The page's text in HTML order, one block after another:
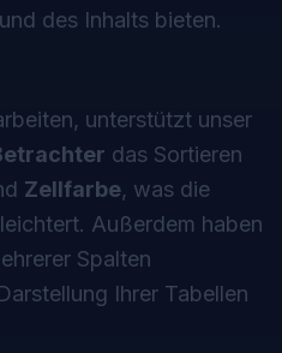
des Inhalts bieten.
unterstützt unser
das Sortieren
Zellfarbe, was die
Außerdem haben
Spalten
Ihrer Tabellen